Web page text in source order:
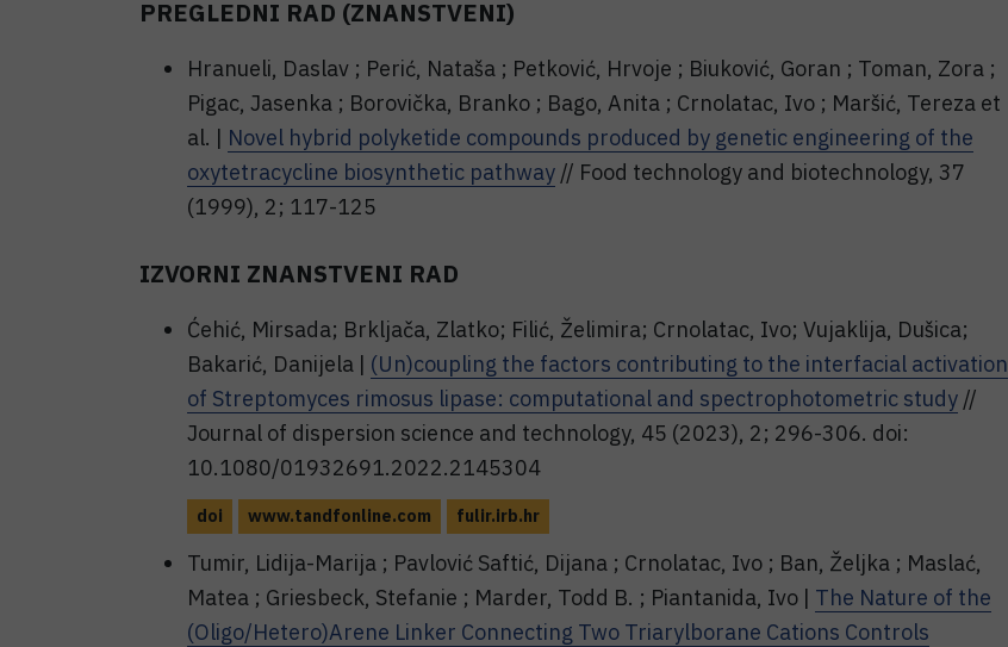
PREGLEDNI RAD (ZNANSTVENI)
Hranueli, Daslav ; Perić, Nataša ; Petković, Hrvoje ; Biuković, Goran ; Toman, Zora ;
Pigac, Jasenka ; Borovička, Branko ; Bago, Anita ; Crnolatac, Ivo ; Maršić, Tereza et
al. | Novel hybrid polyketide compounds produced by genetic engineering of the
oxytetracycline biosynthetic pathway // Food technology and biotechnology, 37
(1999), 2; 117-125
IZVORNI ZNANSTVENI RAD
Ćehić, Mirsada; Brkljača, Zlatko; Filić, Želimira; Crnolatac, Ivo; Vujaklija, Dušica;
Bakarić, Danijela | (Un)coupling the factors contributing to the interfacial activation
of Streptomyces rimosus lipase: computational and spectrophotometric study //
Journal of dispersion science and technology, 45 (2023), 2; 296-306. doi:
10.1080/01932691.2022.2145304
doi www.tandfonline.com fulir.irb.hr
Tumir, Lidija-Marija ; Pavlović Saftić, Dijana ; Crnolatac, Ivo ; Ban, Željka ; Maslać,
Matea ; Griesbeck, Stefanie ; Marder, Todd B. ; Piantanida, Ivo | The Nature of the
(Oligo/Hetero)Arene Linker Connecting Two Triarylborane Cations Controls